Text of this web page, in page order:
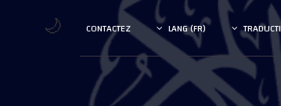
LANG (FR)
CONTACTEZ
🌙